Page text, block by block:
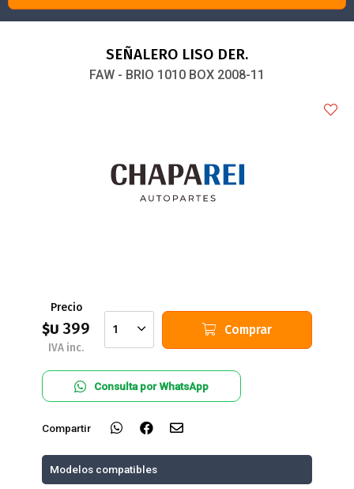
SEÑALERO LISO DER.
FAW - BRIO 1010 BOX 2008-11
Precio
$U 399
IVA inc.
1 Comprar
Consulta por WhatsApp
Compartir
Modelos compatibles